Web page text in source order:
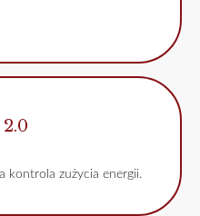
kontrola zużycia energii.